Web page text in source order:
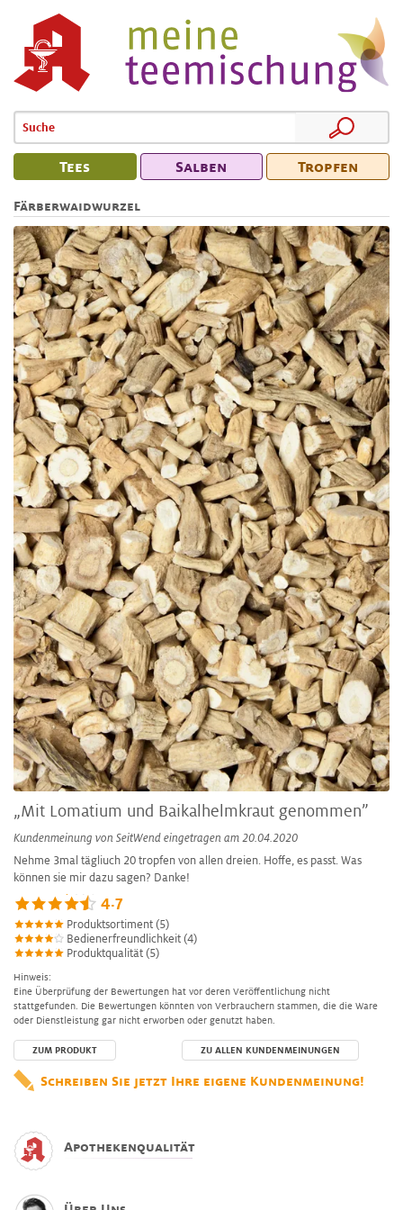
Tees Salben Tropfen
Färberwaidwurzel
„Mit Lomatium und Baikalhelmkraut genommen”
Kundenmeinung von SeitWend eingetragen am 20.04.2020
Nehme 3mal tägliuch 20 tropfen von allen dreien. Hoffe, es passt. Was
können sie mir dazu sagen? Danke!
4.7
Produktsortiment (5)
Bedienerfreundlichkeit (4)
Produktqualität (5)
Hinweis:
Eine Überprüfung der Bewertungen hat vor deren Veröffentlichung nicht
stattgefunden. Die Bewertungen könnten von Verbrauchern stammen, die die Ware
oder Dienstleistung gar nicht erworben oder genutzt haben.
ZUM PRODUKT ZU ALLEN KUNDENMEINUNGEN
Schreiben Sie jetzt Ihre eigene Kundenmeinung!
Apothekenqualität